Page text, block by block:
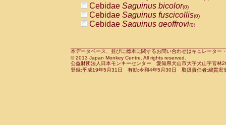
CercopithecidaeCercocebus
CercopithecidaeCercocebus
CercopithecidaeCercocebushybrid
CercopithecidaePapio anubis(0)
CercopithecidaePapio cynocephalus
CercopithecidaePapio hamadryas(0)
Cebidae Saguinus bicolor(0)
Cebidae Saguinus fuscicollis(0)
Cebidae Saguinus geoffroyi(0)
CebidaeSaguinus leucopus(0)
CebidaeSaguinus midas(0)
Cebidae Saguinus mystax(0)
本データベース、並びに標本に関するお問い合わせはキュレータ
© 2013 Japan Monkey Centre. All rights reserved.
公益財団法人日本モンキーセンター 愛知県犬山市大字犬山字官
登録:平成19年5月31日 有効:令和4年5月30日 取扱責任者:綿貫宏